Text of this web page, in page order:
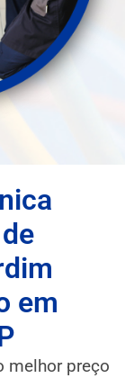
em
melhor preço